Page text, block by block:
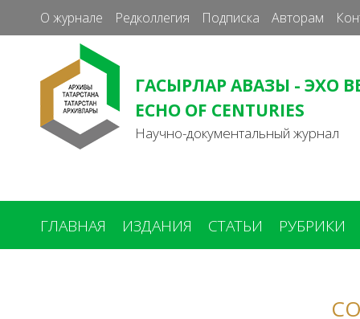
О журнале Редколлегия Подписка Авторам
ГАСЫРЛАР АВАЗЫ - ЭХО
ECHO OF CENTURIES
Научно-документальный журнал
ГЛАВНАЯ ИЗДАНИЯ СТАТЬИ РУБРИКИ